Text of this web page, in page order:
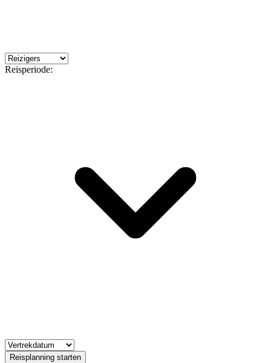
Reisperiode:
Reisplanning starten